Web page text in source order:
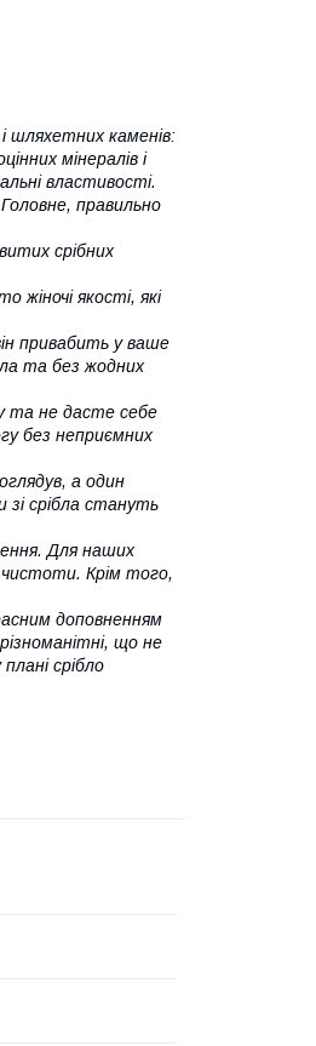
шляхетних каменів:
мінералів і
властивості.
правильно
срібних
якості, які
привабить у ваше
та без жодних
та не дасте себе
без неприємних
а один
срібла стануть
Для наших
чистоти. Крім того,
доповненням
що не
срібло